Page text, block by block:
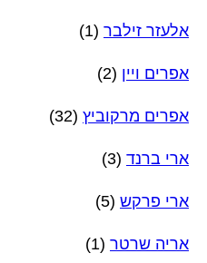
אלעזר זילבר (1)
אפרים ויין (2)
אפרים מרקוביץ (32)
ארי ברנד (3)
ארי פרקש (5)
אריה שרטר (1)